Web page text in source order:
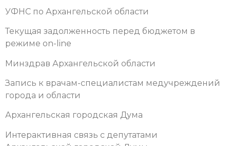
УФНС по Архангельской области
Текущая задолженность перед бюджетом в
режиме on-line
Минздрав Архангельской области
Запись к врачам-специалистам медучреждений
города и области
Архангельская городская Дума
Интерактивная связь с депутатами